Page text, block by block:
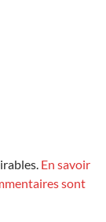
En savoir
sont